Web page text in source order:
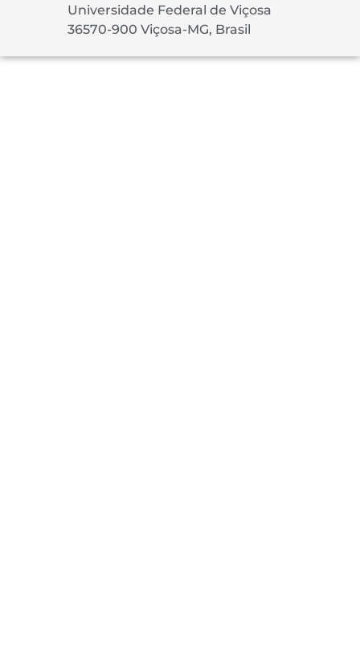
Universidade Federal de Viçosa
36570-900 Viçosa-MG, Brasil